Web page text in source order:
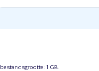
1 GB.